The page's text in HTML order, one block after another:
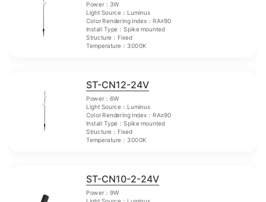
Power：3W
Light Source：Luminus
Color Rendering Index：RA≥90
Install Type：Spike mounted
Structure：Fixed
Temperature：3000K
ST-CN12-24V
Power：6W
Light Source：Luminus
Color Rendering Index：RA≥90
Install Type：Spike mounted
Structure：Fixed
Temperature：3000K
ST-CN10-2-24V
Power：9W